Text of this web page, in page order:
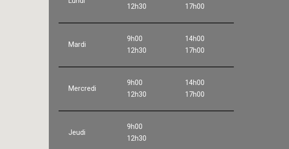
12h30
17h00
Mardi
9h00
12h30
14h00
17h00
Mercredi
9h00
12h30
14h00
17h00
Jeudi
9h00
12h30